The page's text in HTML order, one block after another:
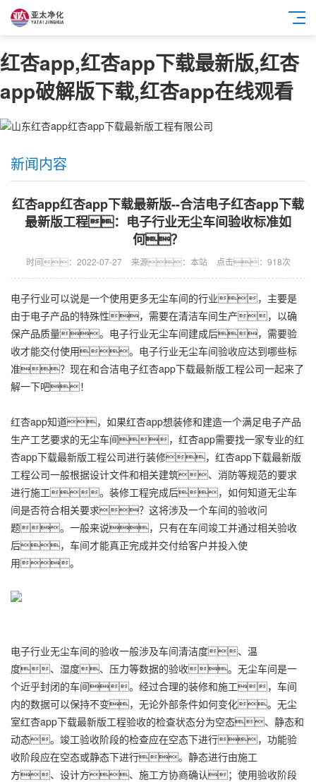
红杏app,红杏app下载最新版,红杏
app破解版下载,红杏app在线观看
新闻内容
红杏app红杏app下载最新版--合洁电子红杏app下载
最新版工程：电子行业无尘车间验收标准如
何？
时间：2022-07-27 来源：本站 点击：918次
电子行业可以说是一个使用更多无尘车间的行业，主要是
由于电子产品的特殊性，需要在清洁车间生产，以确
保产品质量。电子行业无尘车间建成后，需要验
收才能交付使用。电子行业无尘车间验收应达到哪些标
准？现在和合洁电子红杏app下载最新版工程公司一起来了
解一下吧！
红杏app知道，如果红杏app想装修和建造一个满足电子产品
生产工艺要求的无尘车间，红杏app需要找一家专业的红
杏app下载最新版工程公司进行装修， 红杏app下载最新版
工程公司一般根据设计文件和相关建筑、消防等规范的要求
进行施工。装修工程完成后，如何知道无尘车
间是否符合相关要求？这将涉及一个车间的验收问
题。一般来说，只有在车间竣工并通过相关验收
后，车间才能真正完成并交付给客户并投入使
用。
电子行业无尘车间的验收一般涉及车间清洁度、温
度、湿度、压力等数据的验收。无尘车间是一
个近乎封闭的车间。经过合理的装修和施工，车间
内的数据可以保持不变，无论外部条件如何变化。无尘
室红杏app下载最新版工程验收的检查状态分为空态、静态和
动态。竣工验收阶段的检查应在空态下进行，功能验
收阶段应在空态或静态下进行。静态进行由施工
方、设计方、施工方协商确认；使用验收阶段